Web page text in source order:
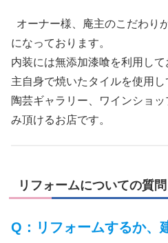
オーナー様、庵主のこだわり
になっております。
内装には無添加漆喰を利用し
主自身で焼いたタイルを使用し
陶芸ギャラリー、ワインショ
み頂けるお店です。
リフォームについての質問
Q：リフォームするか、